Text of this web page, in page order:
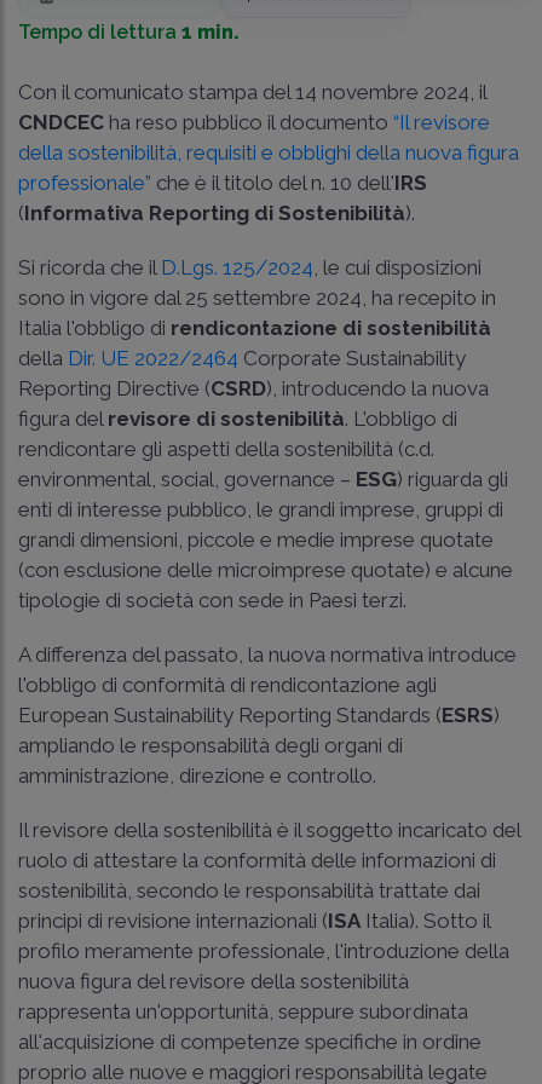
Tempo di lettura 1 min.
Con il comunicato stampa del 14 novembre 2024, il
CNDCEC ha reso pubblico il documento “Il revisore
della sostenibilità, requisiti e obblighi della nuova figura
professionale” che è il titolo del n. 10 dell'IRS
(Informativa Reporting di Sostenibilità).
Si ricorda che il D.Lgs. 125/2024 , le cui disposizioni
sono in vigore dal 25 settembre 2024, ha recepito in
Italia l'obbligo di rendicontazione di sostenibilità
della Dir. UE 2022/2464 Corporate Sustainability
Reporting Directive (CSRD), introducendo la nuova
figura del revisore di sostenibilità. L'obbligo di
rendicontare gli aspetti della sostenibilità (c.d.
environmental, social, governance – ESG) riguarda gli
enti di interesse pubblico, le grandi imprese, gruppi di
grandi dimensioni, piccole e medie imprese quotate
(con esclusione delle microimprese quotate) e alcune
tipologie di società con sede in Paesi terzi.
A differenza del passato, la nuova normativa introduce
l'obbligo di conformità di rendicontazione agli
European Sustainability Reporting Standards (ESRS)
ampliando le responsabilità degli organi di
amministrazione, direzione e controllo.
Il revisore della sostenibilità è il soggetto incaricato del
ruolo di attestare la conformità delle informazioni di
sostenibilità, secondo le responsabilità trattate dai
principi di revisione internazionali (ISA Italia). Sotto il
profilo meramente professionale, l'introduzione della
nuova figura del revisore della sostenibilità
rappresenta un'opportunità, seppure subordinata
all'acquisizione di competenze specifiche in ordine
proprio alle nuove e maggiori responsabilità legate